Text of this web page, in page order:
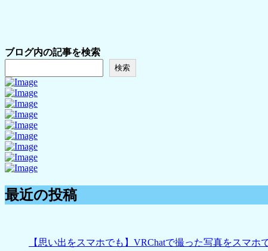
ブログ内の記事を検索
検索
最近の投稿
【思い出をスマホでも】VRChatで撮った写真をスマホ